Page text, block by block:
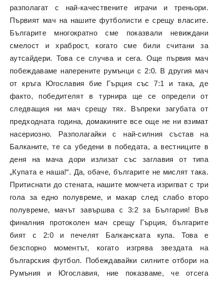
разполагат с най-качествените играчи и треньори.
Първият мач на нашите футболисти е срещу власите.
Българите многократно сме показвали невиждани
смелост и храброст, когато сме били считани за
аутсайдери. Това се случва и сега. Още първия мач
побеждаваме наперените румънци с 2:0. В другия мач
от кръга Югославия бие Гърция със 7:1 и така, де
факто, победителят в турнира ще се определи от
следващия ни мач срещу тях. Въпреки загубата от
предходната година, домакините все още не ни взимат
насериозно. Разполагайки с най-силния състав на
Балканите, те са убедени в победата, а вестниците в
деня на мача дори излизат със заглавия от типа
„Купата е наша!“. Да, обаче, българите не мислят така.
Притиснати до стената, нашите момчета изригват с три
гола за едно полувреме, и макар след слабо второ
полувреме, мачът завършва с 3:2 за България! Във
финалния протоколен мач срещу Гърция, българите
бият с 2:0 и печелят Балканската купа. Това е
безспорно моментът, когато изгрява звездата на
българския футбол. Побеждавайки силните отбори на
Румъния и Югославия, ние показваме, че отсега